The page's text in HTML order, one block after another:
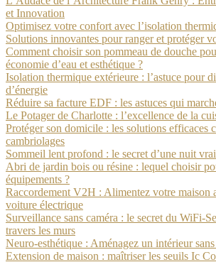
et Innovation
Optimisez votre confort avec l’isolation
Solutions innovantes pour ranger et protéger
Comment choisir son pommeau de douche
économie d’eau et esthétique ?
Isolation thermique extérieure : l’astuce pour
d’énergie
Réduire sa facture EDF : les astuces qui
Le Potager de Charlotte : l’excellence de la
Protéger son domicile : les solutions efficaces
cambriolages
Sommeil lent profond : le secret d’une nuit
Abri de jardin bois ou résine : lequel choisir
équipements ?
Raccordement V2H : Alimentez votre maison
voiture électrique
Surveillance sans caméra : le secret du WiFi-
travers les murs
Neuro-esthétique : Aménagez un intérieur sans
Extension de maison : maîtriser les seuils Ic